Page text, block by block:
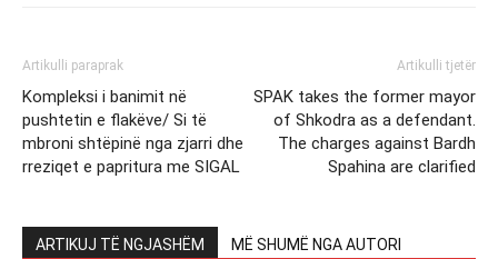
Artikulli paraprak
Kompleksi i banimit në
pushtetin e flakëve/ Si të
mbroni shtëpinë nga zjarri dhe
rreziqet e papritura me SIGAL
Artikulli tjetër
SPAK takes the former mayor
of Shkodra as a defendant.
The charges against Bardh
Spahina are clarified
ARTIKUJ TË NGJASHËM MË SHUMË NGA AUTORI